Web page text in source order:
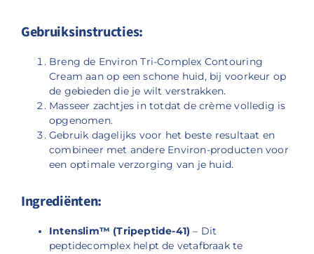
Gebruiksinstructies:
Breng de Environ Tri-Complex Contouring
Cream aan op een schone huid, bij voorkeur op
de gebieden die je wilt verstrakken.
Masseer zachtjes in totdat de crème volledig is
opgenomen.
Gebruik dagelijks voor het beste resultaat en
combineer met andere Environ-producten voor
een optimale verzorging van je huid.
Ingrediënten:
Intenslim™ (Tripeptide-41) – Dit
peptidecomplex helpt de vetafbraak te